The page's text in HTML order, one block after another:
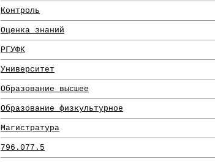
Контроль
Оценка знаний
РГУФК
Университет
Образование высшее
Образование физкультурное
Магистратура
796.077.5